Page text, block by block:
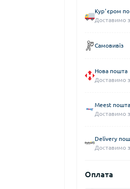
Курʼєром по
Доставимо
Самовивіз
Нова пошта
Доставимо
Meest пошта
Доставимо
Delivery
Доставимо
Оплата